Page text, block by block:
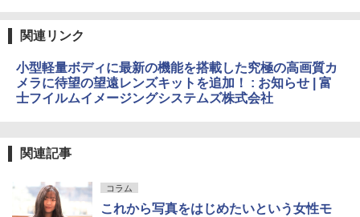
関連リンク
小型軽量ボディに最新の機能を搭載した究極の高画質カ
メラに待望の望遠レンズキットを追加！ : お知らせ | 富
士フイルムイメージングシステムズ株式会社
関連記事
コラム
これから写真をはじめたいという女性モ